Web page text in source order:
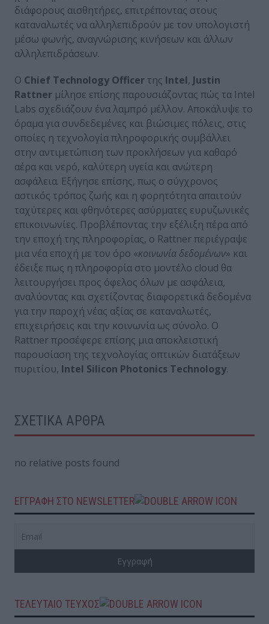
διάφορους αισθητήρες, επιτρέποντας στους
καταναλωτές να αλληλεπιδρούν με τον υπολογιστή
μέσω φωνής, αναγνώρισης κινήσεων και άλλων
αλληλεπιδράσεων.
Ο Chief Technology Officer της Intel, Justin
Rattner μίλησε επίσης παρουσιάζοντας πώς τα Intel
Labs σχεδιάζουν ένα λαμπρό μέλλον. Αποκάλυψε το
όραμα για συνδεδεμένες και βιώσιμες πόλεις, στις
οποίες η τεχνολογία πληροφορικής συμβάλλει
στην αντιμετώπιση των προκλήσεων για καθαρό
αέρα και νερό, καλύτερη υγεία και ανώτερη
ασφάλεια. Εξήγησε επίσης, πως o σύγχρονος
αστικός τρόπος ζωής και η φορητότητα απαιτούν
ταχύτερες και φθηνότερες ασύρματες ευρυζωνικές
επικοινωνίες. Προβλέποντας την εξέλιξη πέρα από
την εποχή της πληροφορίας, ο Rattner περιέγραψε
μια νέα εποχή με τον όρο «κοινωνία δεδομένων» και
έδειξε πως η πληροφορία στο μοντέλο cloud θα
λειτουργήσει προς όφελος όλων με ασφάλεια,
αναλύοντας και σχετίζοντας διαφορετικά δεδομένα
για την παροχή νέας αξίας σε καταναλωτές,
επιχειρήσεις και την κοινωνία ως σύνολο. Ο
Rattner προσέφερε επίσης μια αποκλειστική
παρουσίαση της τεχνολογίας οπτικών διατάξεων
πυριτίου, Intel Silicon Photonics Technology.
ΣΧΕΤΙΚΑ ΑΡΘΡΑ
no relative posts found
ΕΓΓΡΑΦΗ ΣΤΟ NEWSLETTER
ΤΕΛΕΥΤΑΙΟ ΤΕΥΧΟΣ